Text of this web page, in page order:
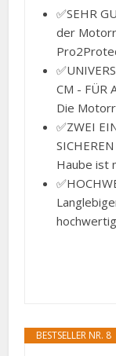
✅SEHR
der
CM - FÜR
Die
✅ZWEI
Haube ist
BESTSELLER NR. 8